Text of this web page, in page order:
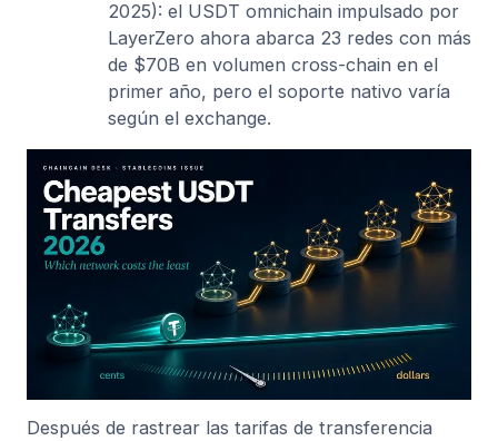
2025): el USDT omnichain impulsado por
LayerZero ahora abarca 23 redes con más
de $70B en volumen cross-chain en el
primer año, pero el soporte nativo varía
según el exchange.
Después de rastrear las tarifas de transferencia